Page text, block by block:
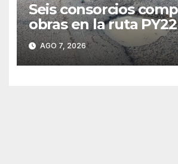
Seis consorcios
obras en la ruta
Concepción y
AGO 7, 2026